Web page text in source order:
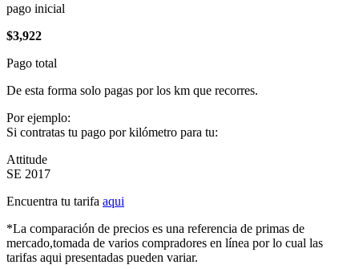
pago inicial
$3,922
Pago total
De esta forma solo pagas por los km que recorres.
Por ejemplo:
Si contratas tu pago por kilómetro para tu:
Attitude
SE 2017
Encuentra tu tarifa aqui
*La comparación de precios es una referencia de primas de
mercado,tomada de varios compradores en línea por lo cual las
tarifas aqui presentadas pueden variar.